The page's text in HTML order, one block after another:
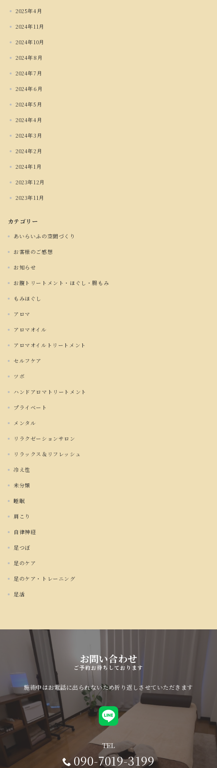
2025年4月
2024年11月
2024年10月
2024年8月
2024年7月
2024年6月
2024年5月
2024年4月
2024年3月
2024年2月
2024年1月
2023年12月
2023年11月
カテゴリー
あいらいふの空間づくり
お客様のご感想
お知らせ
お腹トリートメント・ほぐし・腸もみ
もみほぐし
アロマ
アロマオイル
アロマオイルトリートメント
セルフケア
ツボ
ハンドアロマトリートメント
プライベート
メンタル
リラクゼーションサロン
リラックス＆リフレッシュ
冷え性
未分類
睡眠
肩こり
自律神経
足つぼ
足のケア
足のケア・トレーニング
足活
お問い合わせ
ご予約お待ちしております
施術中はお電話に出られないため折り返しさせていただきます
TEL
090-7019-3199